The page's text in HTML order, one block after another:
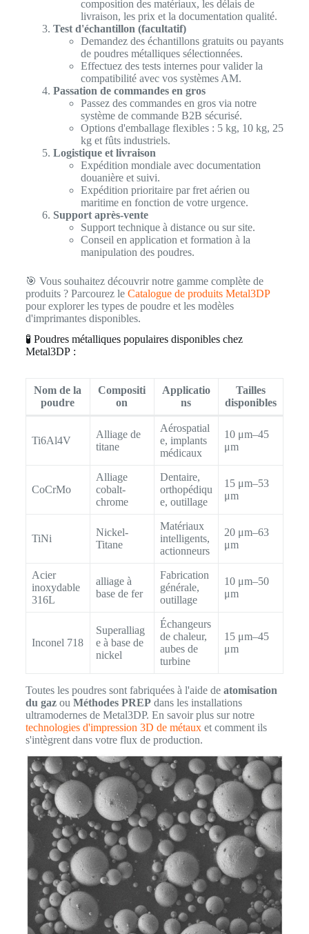
composition des matériaux, les délais de
livraison, les prix et la documentation qualité.
Test d'échantillon (facultatif)
Demandez des échantillons gratuits ou payants
de poudres métalliques sélectionnées.
Effectuez des tests internes pour valider la
compatibilité avec vos systèmes AM.
Passation de commandes en gros
Passez des commandes en gros via notre
système de commande B2B sécurisé.
Options d'emballage flexibles : 5 kg, 10 kg, 25
kg et fûts industriels.
Logistique et livraison
Expédition mondiale avec documentation
douanière et suivi.
Expédition prioritaire par fret aérien ou
maritime en fonction de votre urgence.
Support après-vente
Support technique à distance ou sur site.
Conseil en application et formation à la
manipulation des poudres.
🎯 Vous souhaitez découvrir notre gamme complète de
produits ? Parcourez le Catalogue de produits Metal3DP
pour explorer les types de poudre et les modèles
d'imprimantes disponibles.
🧪 Poudres métalliques populaires disponibles chez
Metal3DP :
Nom de la
poudre
Compositi
on
Applicatio
ns
Tailles
disponibles
Ti6Al4V
Alliage de
titane
Aérospatial
e, implants
médicaux
10 μm–45
μm
CoCrMo
Alliage
cobalt-
chrome
Dentaire,
orthopédiqu
e, outillage
15 μm–53
μm
TiNi
Nickel-
Titane
Matériaux
intelligents,
actionneurs
20 μm–63
μm
Acier
inoxydable
316L
alliage à
base de fer
Fabrication
générale,
outillage
10 μm–50
μm
Inconel 718
Superalliag
e à base de
nickel
Échangeurs
de chaleur,
aubes de
turbine
15 μm–45
μm
Toutes les poudres sont fabriquées à l'aide de atomisation
du gazou Méthodes PREPdans les installations
ultramodernes de Metal3DP. En savoir plus sur notre
technologies d'impression 3D de métauxet comment ils
s'intègrent dans votre flux de production.